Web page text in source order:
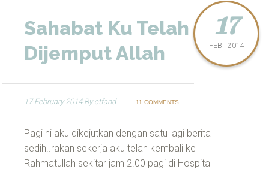
Sahabat Ku Telah
Dijemput Allah
17
FEB | 2014
17 February 2014Byctfand 11 COMMENTS
Pagi ni aku dikejutkan dengan satu lagi berita
sedih..rakan sekerja aku telah kembali ke
Rahmatullah sekitar jam 2.00 pagi di Hospital